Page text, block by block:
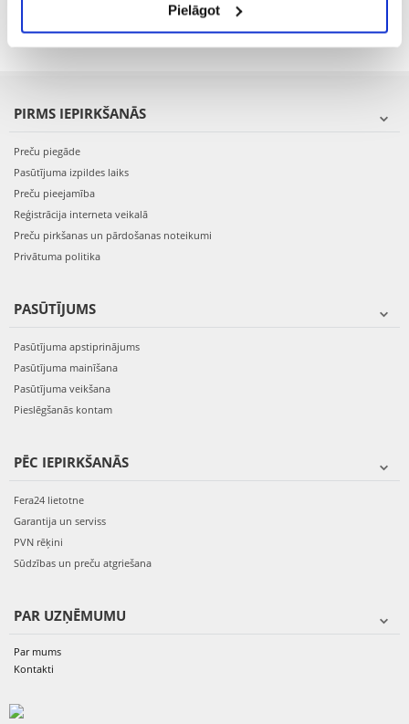
Pielāgot
PIEVIENOT GROZAM
PIRMS IEPIRKŠANĀS
Preču piegāde
Pasūtījuma izpildes laiks
Preču pieejamība
Reģistrācija interneta veikalā
Preču pirkšanas un pārdošanas noteikumi
Privātuma politika
PASŪTĪJUMS
Pasūtījuma apstiprinājums
Pasūtījuma mainīšana
Pasūtījuma veikšana
Pieslēgšanās kontam
PĒC IEPIRKŠANĀS
Fera24 lietotne
Garantija un serviss
PVN rēķini
Sūdzības un preču atgriešana
PAR UZŅĒMUMU
Par mums
Kontakti